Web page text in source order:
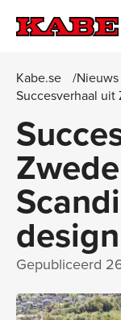
Kabe.se
Nieuws
Succesverhaal uit
design
Gepubliceerd